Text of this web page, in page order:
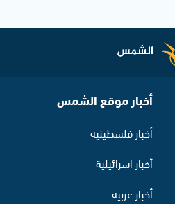
أخبار موقع الشمس
أخبار فلسطينية
أخبار اسرائيلية
أخبار عربية